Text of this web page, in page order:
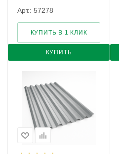
Арт.: 57278
КУПИТЬ
КУПИТЬ В 1 КЛИК